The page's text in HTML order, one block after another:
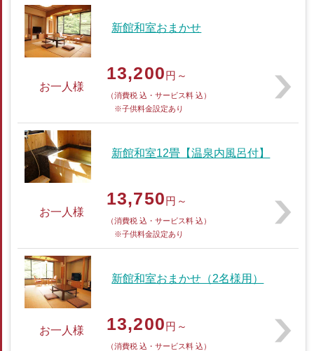
新館和室おまかせ
お一人様
13,200円～
（消費税 込・サービス料 込）
※子供料金設定あり
新館和室12畳【温泉内風呂付】
お一人様
13,750円～
（消費税 込・サービス料 込）
※子供料金設定あり
新館和室おまかせ（2名様用）
お一人様 13,200円～
（消費税 込・サービス料 込）